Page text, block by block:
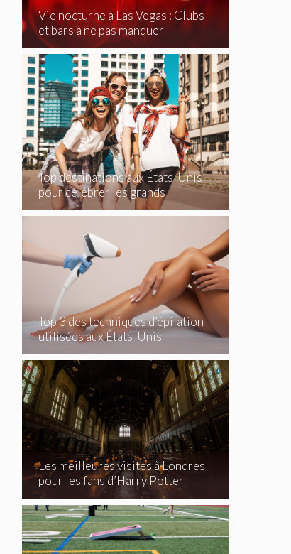
Vie nocturne à Las Vegas : Clubs
et bars à ne pas manquer
Top destinations aux États-Unis
pour célébrer les grands
événements
Top 3 des techniques d’épilation
utilisées aux États-Unis
Les meilleures visites à Londres
pour les fans d’Harry Potter